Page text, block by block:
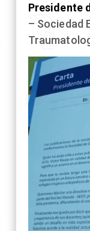
Presidente
– Sociedad